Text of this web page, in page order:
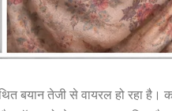
बयान तेजी से वायरल हो रहा